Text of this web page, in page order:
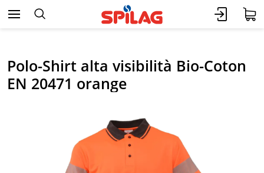
Polo-Shirt alta visibilità Bio-Coton
EN 20471 orange